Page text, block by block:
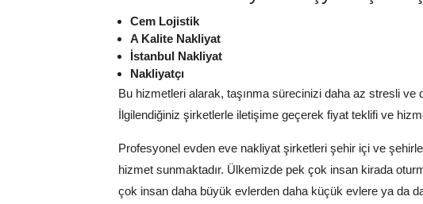
Cem Lojistik
A Kalite Nakliyat
İstanbul Nakliyat
Nakliyatçı
Bu hizmetleri alarak, taşınma sürecinizi daha az stresli
İlgilendiğiniz şirketlerle iletişime geçerek fiyat teklifi ve
Profesyonel evden eve nakliyat şirketleri şehir içi ve
hizmet sunmaktadır. Ülkemizde pek çok insan kirada
çok insan daha büyük evlerden daha küçük evlere ya da